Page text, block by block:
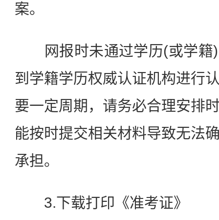
案。
网报时未通过学历(或学籍)
到学籍学历权威认证机构进行
要一定周期，请务必合理安排
能按时提交相关材料导致无法
承担。
3.下载打印《准考证》